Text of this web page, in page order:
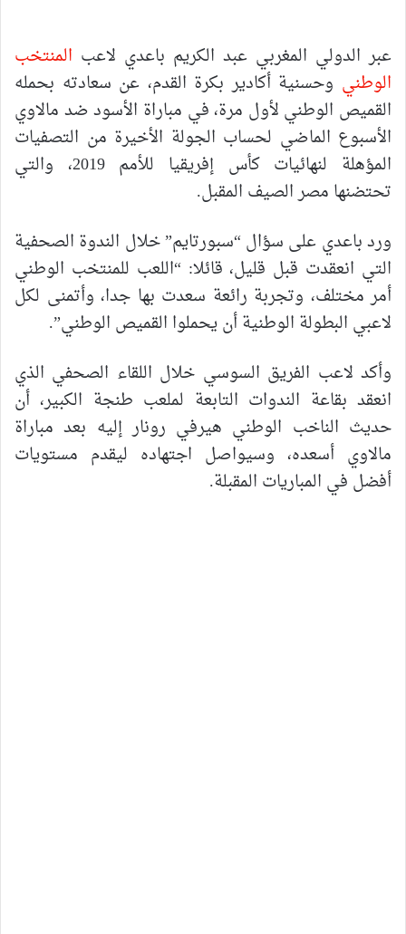
عبر الدولي المغربي عبد الكريم باعدي لاعب المنتخب
الوطني وحسنية أكادير بكرة القدم، عن سعادته بحمله
القميص الوطني لأول مرة، في مباراة الأسود ضد مالاوي
الأسبوع الماضي لحساب الجولة الأخيرة من التصفيات
المؤهلة لنهائيات كأس إفريقيا للأمم 2019، والتي
تحتضنها مصر الصيف المقبل.
ورد باعدي على سؤال “سبورتايم” خلال الندوة الصحفية
التي انعقدت قبل قليل، قائلا: “اللعب للمنتخب الوطني
أمر مختلف، وتجربة رائعة سعدت بها جدا، وأتمنى لكل
لاعبي البطولة الوطنية أن يحملوا القميص الوطني”.
وأكد لاعب الفريق السوسي خلال اللقاء الصحفي الذي
انعقد بقاعة الندوات التابعة لملعب طنجة الكبير، أن
حديث الناخب الوطني هيرفي رونار إليه بعد مباراة
مالاوي أسعده، وسيواصل اجتهاده ليقدم مستويات
أفضل في المباريات المقبلة.